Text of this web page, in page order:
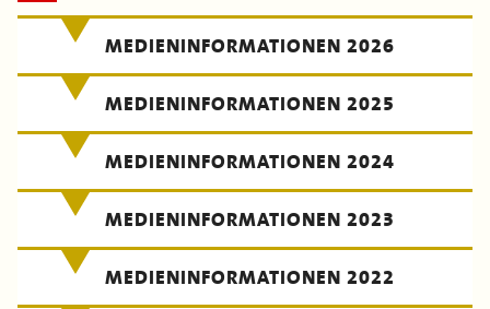
MEDIENINFORMATIONEN 2026
MEDIENINFORMATIONEN 2025
MEDIENINFORMATIONEN 2024
MEDIENINFORMATIONEN 2023
MEDIENINFORMATIONEN 2022